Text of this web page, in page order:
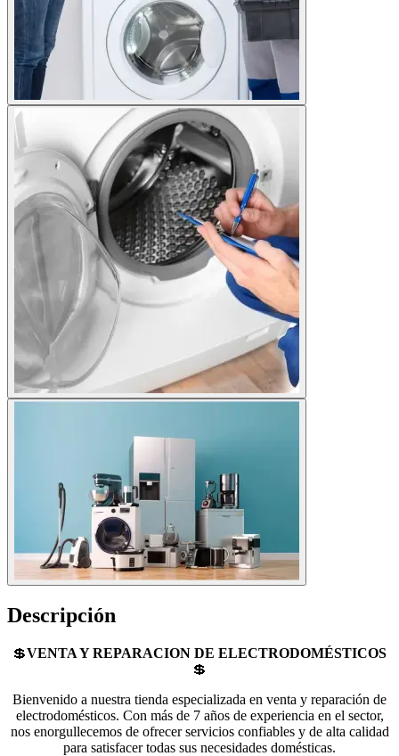
Descripción
💲VENTA Y REPARACION DE ELECTRODOMÉSTICOS
💲
Bienvenido a nuestra tienda especializada en venta y reparación de
electrodomésticos. Con más de 7 años de experiencia en el sector,
nos enorgullecemos de ofrecer servicios confiables y de alta calidad
para satisfacer todas sus necesidades domésticas.